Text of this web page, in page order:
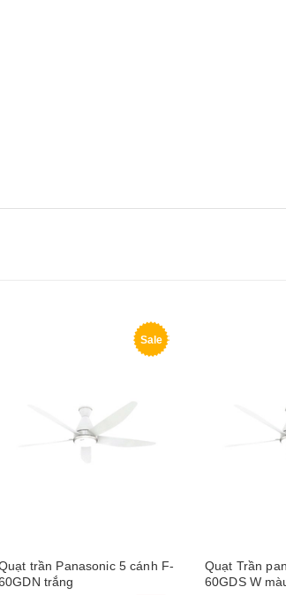
Sale
trần Panasonic 5 cánh F-
trắng
Quạt Trần
60GDS W